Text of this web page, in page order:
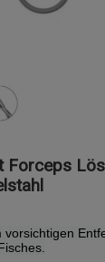
Forceps
vorsichtigen